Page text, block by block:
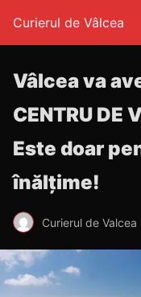
Curierul de Vâlcea
Vâlcea va
CENTRU DE
Este doar
înălțime!
Curierul de Valcea